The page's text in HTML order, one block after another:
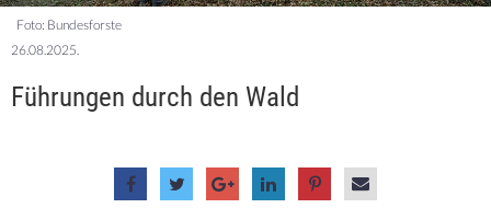
Foto: Bundesforste
26.08.2025.
Führungen durch den Wald